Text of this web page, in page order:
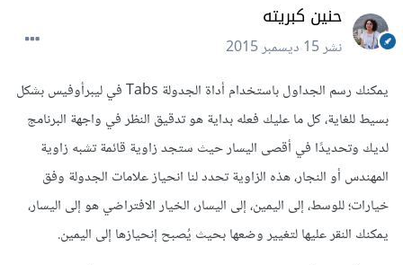
حنين كبريته
نشر15 ديسمبر 2015
يمكنك رسم الجداول باستخدام أداة الجدولة Tabs في ليبرأوفيس بشكل
بسيط للغاية، كل ما عليك فعله بداية هو تدقيق النظر في واجهة البرنامج
لديك وتحديدًا في أقصى اليسار حيث ستجد زاوية قائمة تشبه زاوية
المهندس أو النجار، هذه الزاوية تحدد لنا انحياز علامات الجدولة وفق
خيارات؛ للوسط، إلى اليمين، إلى اليسار، الخيار الافتراضي هو إلى اليسار،
يمكنك النقر عليها لتغيير وضعها بحيث يُصبح إنحيازها إلى اليمين.